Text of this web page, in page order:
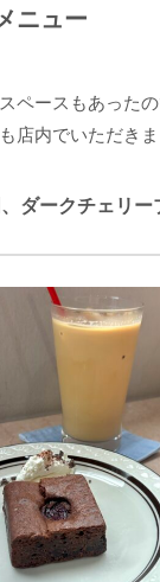
ニュー
ペースもあった
店内でいただきま
ダークチェリー